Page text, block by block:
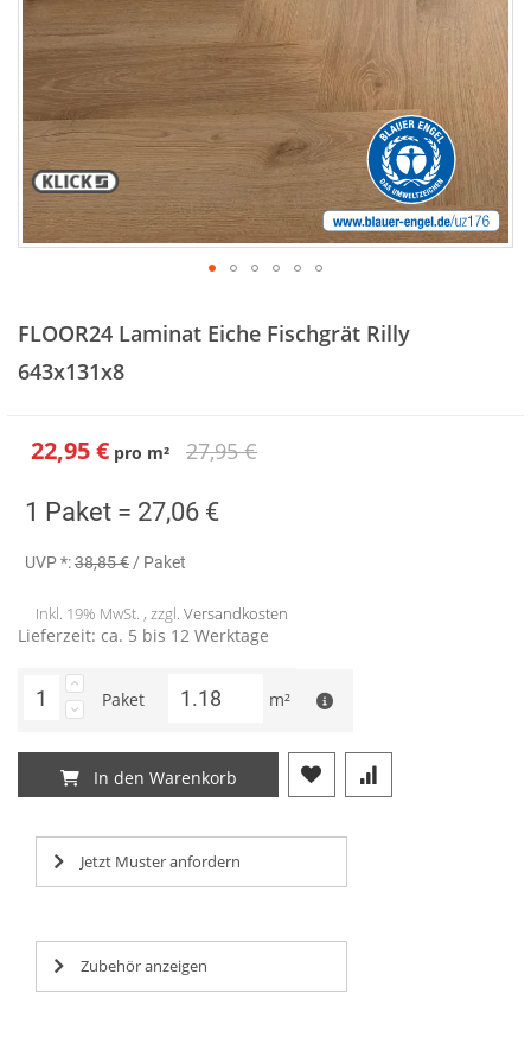
der
Bildergalerie
springen
FLOOR24 Laminat Eiche Fischgrät Rilly
643x131x8
22,95 € pro m² 27,95 €
1 Paket = Sonderangebot
27,06 €
UVP *:38,85 € / Paket
Inkl. 19% MwSt. , zzgl. Versandkosten
Lieferzeit: ca. 5 bis 12 Werktage
Paket m²
In den Warenkorb
Jetzt Muster anfordern
Zubehör anzeigen